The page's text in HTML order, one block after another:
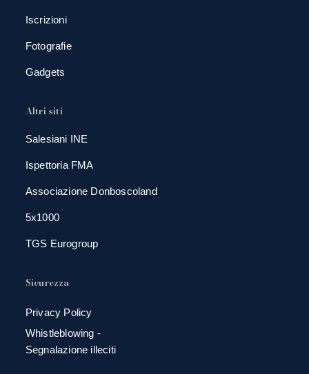
Iscrizioni
Fotografie
Gadgets
Altri siti
Salesiani INE
Ispettoria FMA
Associazione Donboscoland
5x1000
TGS Eurogroup
Sicurezza
Privacy Policy
Whistleblowing -
Segnalazione illeciti